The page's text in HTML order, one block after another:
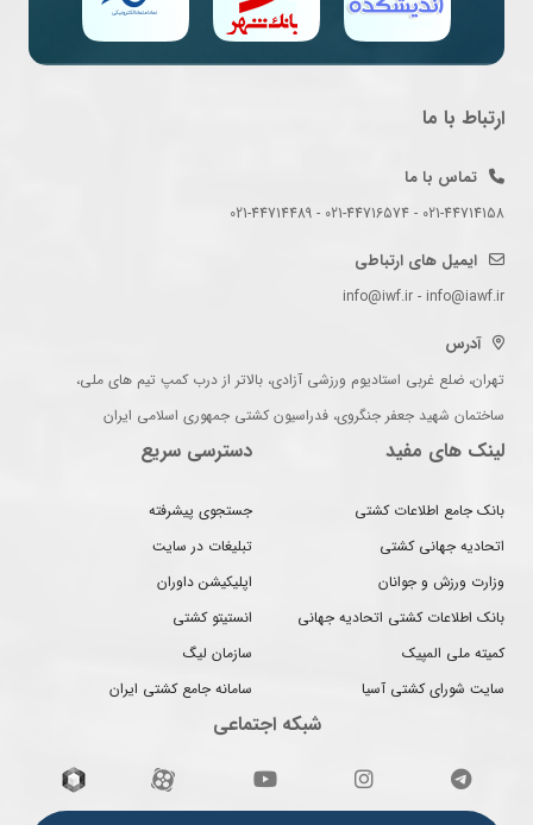
ارتباط با ما
تماس با ما
021-44714158 - 021-44716574 - 021-44714489
ایمیل های ارتباطی
info@iwf.ir - info@iawf.ir
آدرس
تهران، ضلع غربی استادیوم ورزشی آزادی، بالاتر از درب کمپ تیم های ملی،
ساختمان شهید جعفر جنگروی، فدراسیون کشتی جمهوری اسلامی ایران
لینک های مفید
بانک جامع اطلاعات کشتی
اتحادیه جهانی کشتی
وزارت ورزش و جوانان
بانک اطلاعات کشتی اتحادیه جهانی
کمیته ملی المپیک
سایت شورای کشتی آسیا
دسترسی سریع
جستجوی پیشرفته
تبلیغات در سایت
اپلیکیشن داوران
انستیتو کشتی
سازمان لیگ
سامانه جامع کشتی ایران
شبکه اجتماعی